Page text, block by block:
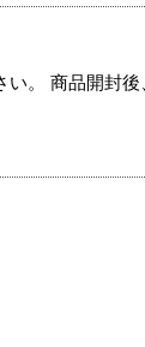
。 商品開封